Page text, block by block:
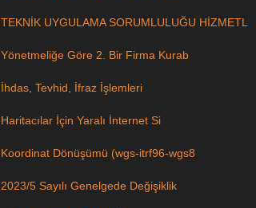
TEKNİK UYGULAMA SORUMLULUĞU HİZMETL
Yönetmeliğe Göre 2. Bir Firma Kurab
İhdas, Tevhid, İfraz İşlemleri
Haritacılar İçin Yaralı İnternet Si
Koordinat Dönüşümü (wgs-itrf96-wgs8
2023/5 Sayılı Genelgede Değişiklik